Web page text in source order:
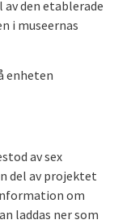
den etablerade
i museernas
enheten
av sex
del av projektet
om
laddas ner som